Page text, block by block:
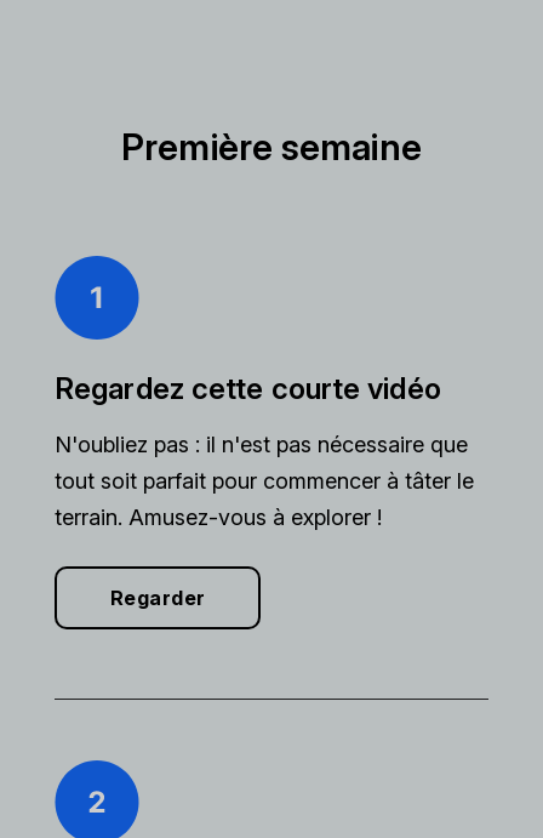
Première semaine
Regardez cette courte vidéo
N'oubliez pas : il n'est pas nécessaire que
tout soit parfait pour commencer à tâter le
terrain. Amusez-vous à explorer !
Regarder